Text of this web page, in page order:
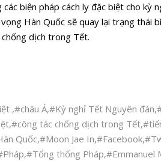
biện pháp cách ly đặc biệt cho kỳ
Hàn Quốc sẽ quay lại trạng thái
dịch trong Tết.
,#châu Á,#Kỳ nghỉ Tết Nguyên đán,
,#công tác chống dịch trong Tết,
Quốc,#Moon Jae In,#Facebook,
,#Tổng thống Pháp,#Emmanuel